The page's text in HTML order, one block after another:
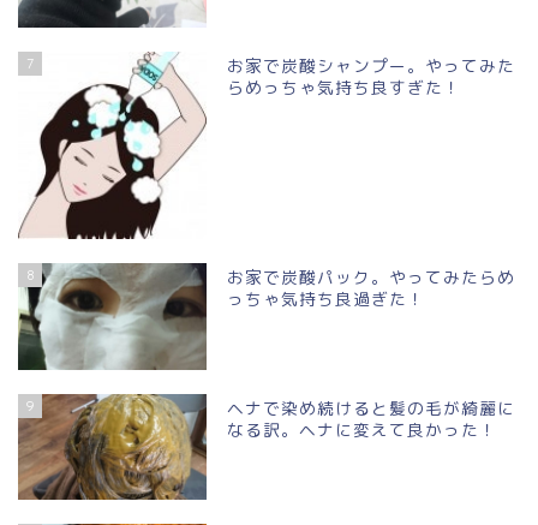
7
お家で炭酸シャンプー。やってみた
らめっちゃ気持ち良すぎた！
8
お家で炭酸パック。やってみたらめ
っちゃ気持ち良過ぎた！
9
ヘナで染め続けると髪の毛が綺麗に
なる訳。ヘナに変えて良かった！